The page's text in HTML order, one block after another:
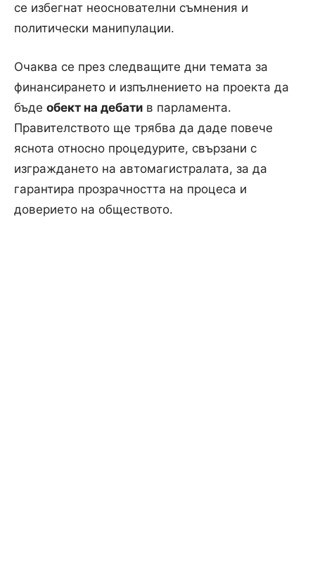
се избегнат неоснователни съмнения и
политически манипулации.
Очаква се през следващите дни темата за
финансирането и изпълнението на проекта да
бъде обект на дебати в парламента.
Правителството ще трябва да даде повече
яснота относно процедурите, свързани с
изграждането на автомагистралата, за да
гарантира прозрачността на процеса и
доверието на обществото.